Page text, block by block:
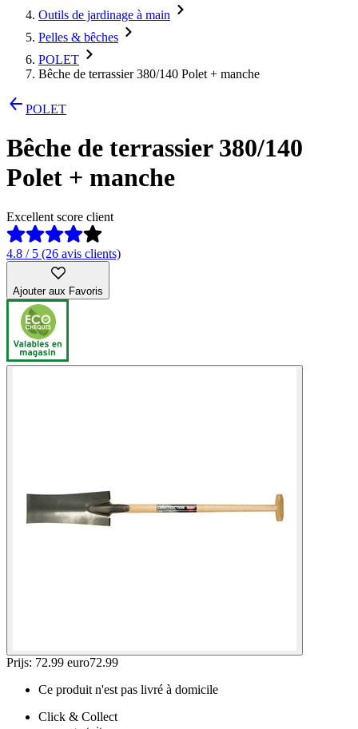
Outils de jardinage à main
Pelles & bêches
POLET
Bêche de terrassier 380/140 Polet + manche
POLET
Bêche de terrassier 380/140
Polet + manche
Excellent score client
4.8 / 5 (26 avis clients)
Ajouter aux Favoris
Prijs: 72.99 euro72.99
Ce produit n'est pas livré à domicile
Click & Collect